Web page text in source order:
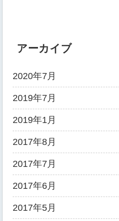
アーカイブ
2020年7月
2019年7月
2019年1月
2017年8月
2017年7月
2017年6月
2017年5月